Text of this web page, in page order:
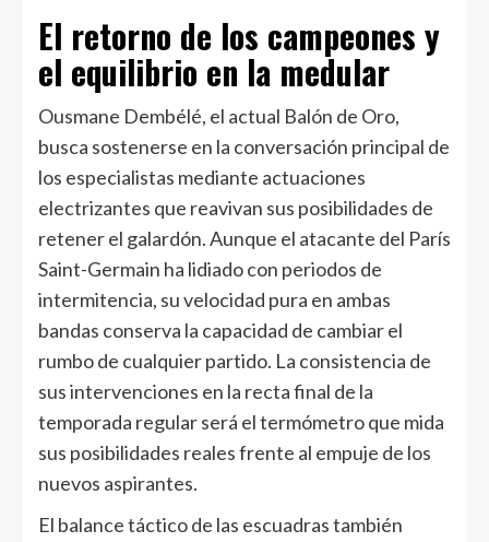
El retorno de los campeones y
el equilibrio en la medular
Ousmane Dembélé, el actual Balón de Oro,
busca sostenerse en la conversación principal de
los especialistas mediante actuaciones
electrizantes que reavivan sus posibilidades de
retener el galardón. Aunque el atacante del París
Saint-Germain ha lidiado con periodos de
intermitencia, su velocidad pura en ambas
bandas conserva la capacidad de cambiar el
rumbo de cualquier partido. La consistencia de
sus intervenciones en la recta final de la
temporada regular será el termómetro que mida
sus posibilidades reales frente al empuje de los
nuevos aspirantes.
El balance táctico de las escuadras también